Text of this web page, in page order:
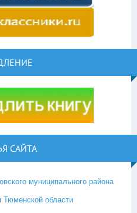
САЙТА
муниципального района
Тюменской области